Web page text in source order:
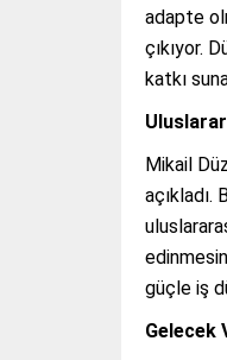
adapte
çıkıyor.
katkı
Mikail
açıkladı.
güçle iş
Gelecek